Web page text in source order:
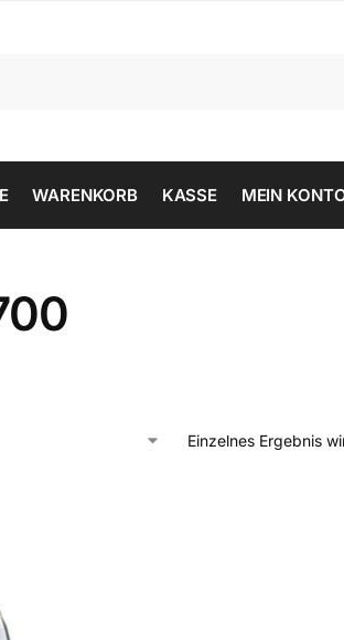
WARENKORB KASSE MEIN
Einzelnes Ergebnis